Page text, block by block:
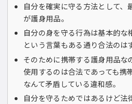
自分を確実に守る方法として、
が護身用品。
自分の身を守る行為は基本的な
という言葉もある通り合法のは
そのために携帯する護身用品な
使用するのは合法であっても携
なんて矛盾している違和感。
自分を守るためではあるけど法